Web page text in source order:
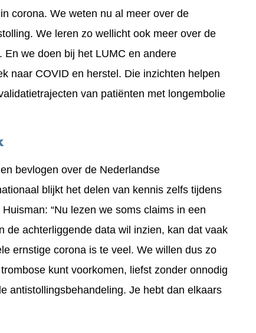
corona. We weten nu al meer over de
We leren zo wellicht ook meer over de
En we doen bij het LUMC en andere
naar COVID en herstel. Die inzichten helpen
van patiënten met longembolie
bevlogen over de Nederlandse
blijkt het delen van kennis zelfs tijdens
“Nu lezen we soms claims in een
de achterliggende data wil inzien, kan dat vaak
ernstige corona is te veel. We willen dus zo
kunt voorkomen, liefst zonder onnodig
antistollingsbehandeling. Je hebt dan elkaars